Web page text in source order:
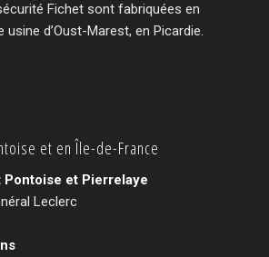
Fichet sont fabriquées en
usine d’Oust-Marest, en Picardie.
et en Île-de-France
et Pierrelaye
Leclerc